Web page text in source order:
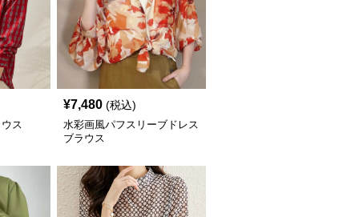
ス
¥7,480 (税込)
水彩画風パフスリーブドレス
ブラウス